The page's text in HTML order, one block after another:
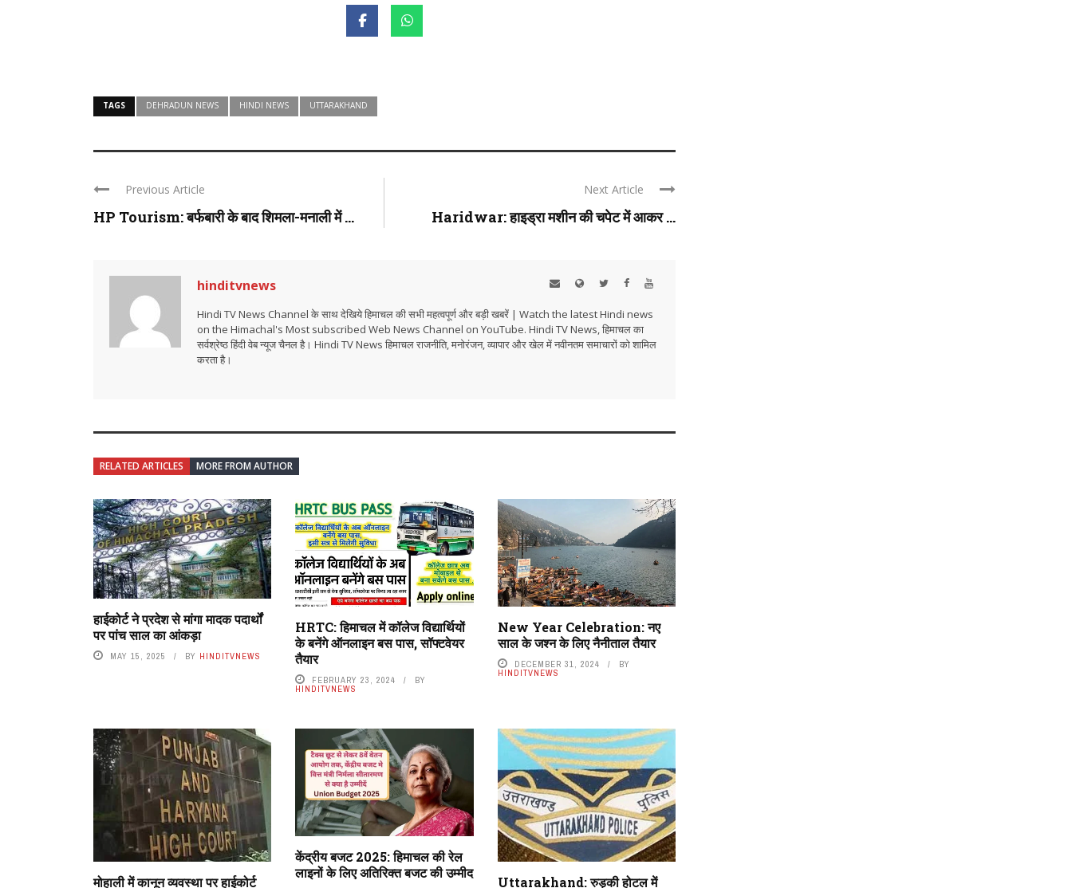
TAGS DEHRADUN NEWS HINDI NEWS UTTARAKHAND
Previous Article
HP Tourism: बर्फबारी के बाद शिमला-मनाली में ...
Next Article
Haridwar: हाइड्रा मशीन की चपेट में आकर ...
hinditvnews
Hindi TV News Channel के साथ देखिये हिमाचल की सभी महत्वपूर्ण और बड़ी खबरें | Watch the latest Hindi news
on the Himachal's Most subscribed Web News Channel on YouTube. Hindi TV News, हिमाचल का
सर्वश्रेष्ठ हिंदी वेब न्यूज चैनल है। Hindi TV News हिमाचल राजनीति, मनोरंजन, व्यापार और खेल में नवीनतम समाचारों को शामिल
करता है।
RELATED ARTICLES MORE FROM AUTHOR
हाईकोर्ट ने प्रदेश से मांगा मादक पदार्थों
पर पांच साल का आंकड़ा
MAY 15, 2025 BY HINDITVNEWS
HRTC: हिमाचल में कॉलेज विद्यार्थियों
के बनेंगे ऑनलाइन बस पास, सॉफ्टवेयर
तैयार
FEBRUARY 23, 2024 BY
HINDITVNEWS
New Year Celebration: नए
साल के जश्न के लिए नैनीताल तैयार
DECEMBER 31, 2024 BY
HINDITVNEWS
मोहाली में कानून व्यवस्था पर हाईकोर्ट
केंद्रीय बजट 2025: हिमाचल की रेल
लाइनों के लिए अतिरिक्त बजट की उम्मीद
Uttarakhand: रुड़की होटल में